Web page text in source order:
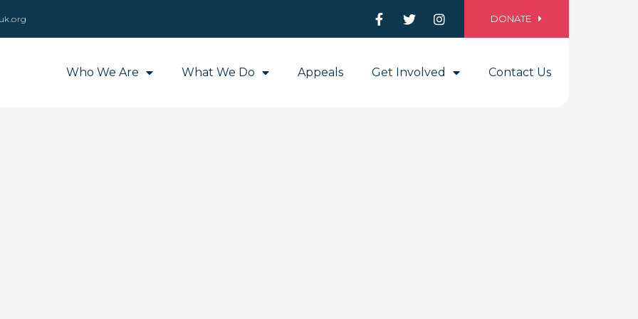
DONATE
Who We Are What We Do Appeals Get Involved Contact Us